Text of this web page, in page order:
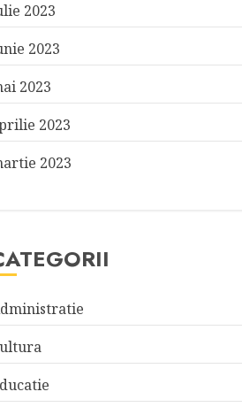
2023
2023
2023
2023
2023